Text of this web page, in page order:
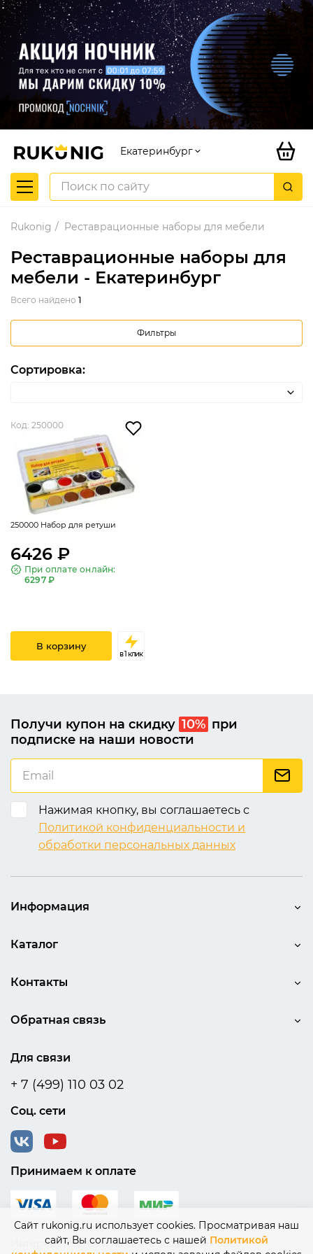
Екатеринбург
Rukonig Реставрационные наборы для мебели
Реставрационные наборы для
мебели - Екатеринбург
Всего найдено 1
Фильтры
Сортировка:
Код: 250000
250000 Набор для ретуши
6426 ₽
При оплате онлайн:
6297 ₽
В корзину
в 1 клик
Получи купон на скидку 10% при
подписке на наши новости
Нажимая кнопку, вы соглашаетесь с
Политикой конфиденциальности и
обработки персональных данных
Информация
Каталог
Контакты
Для связи
+ 7 (499) 110 03 02
Соц. сети
Обратная связь
Принимаем к оплате
Интернет платежи на сайте защищены SSL
Сайт rukonig.ru использует cookies. Просматривая наш
сайт, Вы соглашаетесь с нашей Политикой